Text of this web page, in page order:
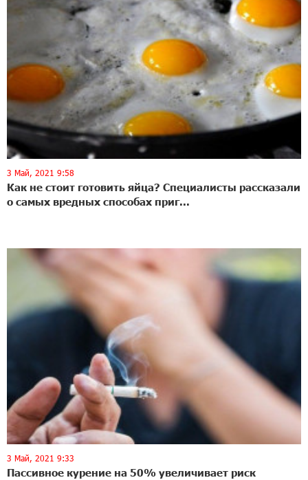
3 Май, 2021 9:58
Как не стоит готовить яйца? Специалисты рассказали
о самых вредных способах приг...
3 Май, 2021 9:33
Пассивное курение на 50% увеличивает риск